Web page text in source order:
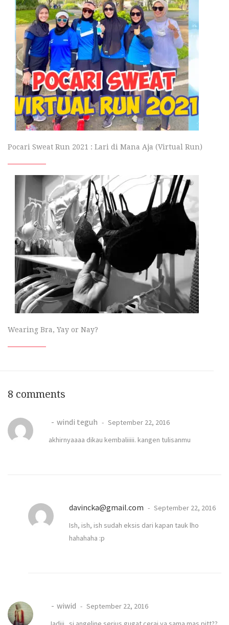
Pocari Sweat Run 2021 : Lari di Mana Aja (Virtual Run)
Wearing Bra, Yay or Nay?
8 comments
windi teguh
September 22, 2016
akhirnyaaaa dikau kembaliiiii. kangen tulisanmu
davincka@gmail.com
September 22, 2016
Ish, ish, ish sudah eksis dari kapan tauk lho
hahahaha :p
wiwid
September 22, 2016